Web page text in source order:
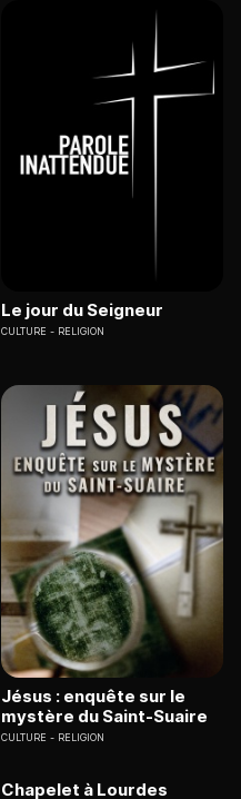
Le jour du Seigneur
CULTURE RELIGION
Jésus : enquête sur le
mystère du Saint-Suaire
CULTURE RELIGION
Chapelet à Lourdes